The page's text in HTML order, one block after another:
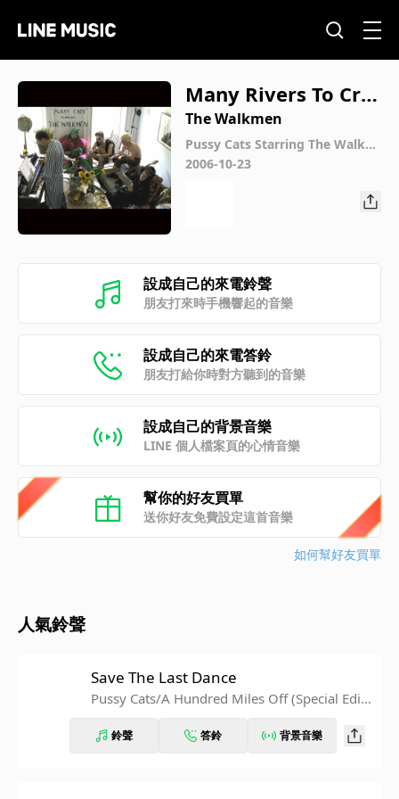
Many Rivers To Cro
ss
The Walkmen
Pussy Cats Starring The Walkm
en (U.S. Version)
2006-10-23
設成自己的來電鈴聲
朋友打來時手機響起的音樂
設成自己的來電答鈴
朋友打給你時對方聽到的音樂
設成自己的背景音樂
LINE 個人檔案頁的心情音樂
幫你的好友買單
送你好友免費設定這首音樂
如何幫好友買單
人氣鈴聲
Save The Last Dance
Pussy Cats/A Hundred Miles Off (Special Editi
鈴聲 答鈴 背景音樂